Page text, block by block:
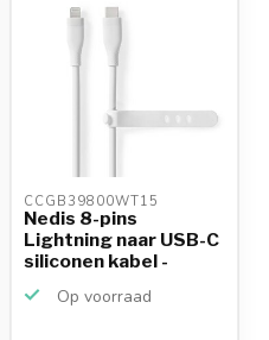
CCGB39800WT15
Nedis 8-pins
Lightning naar USB-C
siliconen kabel -
Op voorraad